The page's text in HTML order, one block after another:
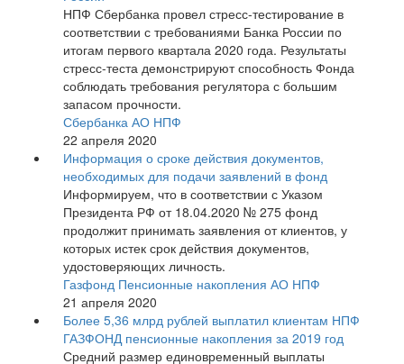
НПФ Сбербанка провел стресс-тестирование в
соответствии с требованиями Банка России по
итогам первого квартала 2020 года. Результаты
стресс-теста демонстрируют способность Фонда
соблюдать требования регулятора с большим
запасом прочности.
Сбербанка АО НПФ
22 апреля 2020
Информация о сроке действия документов,
необходимых для подачи заявлений в фонд
Информируем, что в соответствии с Указом
Президента РФ от 18.04.2020 № 275 фонд
продолжит принимать заявления от клиентов, у
которых истек срок действия документов,
удостоверяющих личность.
Газфонд Пенсионные накопления АО НПФ
21 апреля 2020
Более 5,36 млрд рублей выплатил клиентам НПФ
ГАЗФОНД пенсионные накопления за 2019 год
Средний размер единовременный выплаты